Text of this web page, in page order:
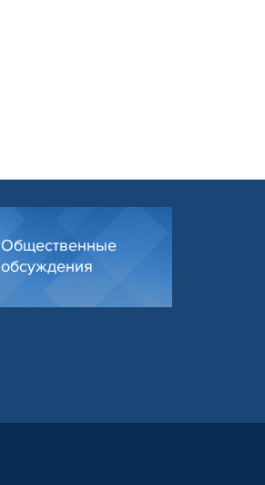
Общественные
обсуждения